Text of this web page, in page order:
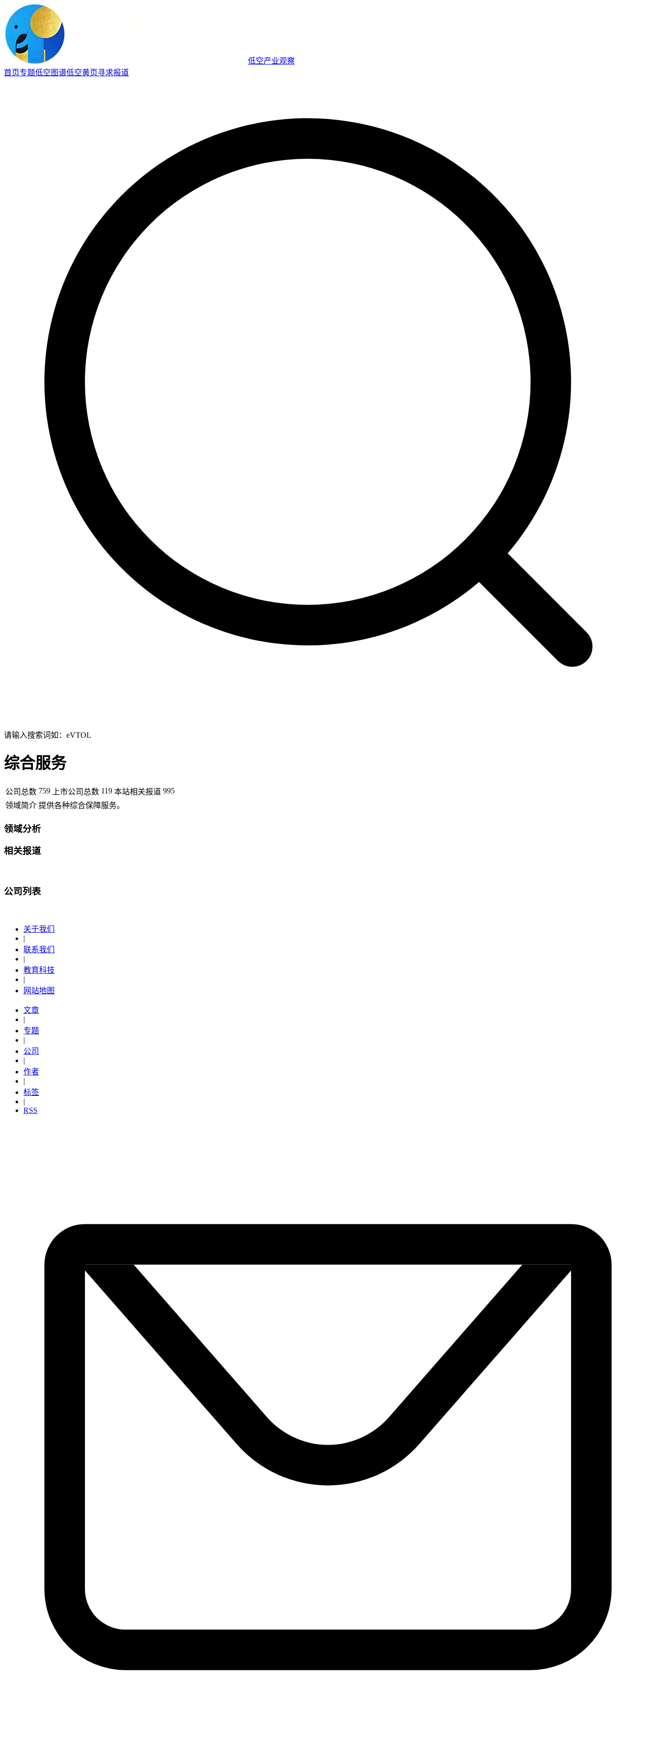
低空产业观察
首页专题低空图谱低空黄页寻求报道
请输入搜索词如：eVTOL
综合服务
公司总数 759 上市公司总数 119 本站相关报道 995
领域简介 提供各种综合保障服务。
领域分析
相关报道
公司列表
关于我们
联系我们
教育科技
网站地图
文章
专题
公司
作者
标签
RSS